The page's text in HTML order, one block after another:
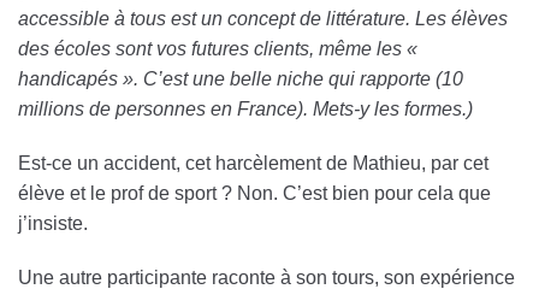
accessible à tous est un concept de littérature. Les élèves
des écoles sont vos futures clients, même les «
handicapés ». C’est une belle niche qui rapporte (10
millions de personnes en France). Mets-y les formes.)
Est-ce un accident, cet harcèlement de Mathieu, par cet
élève et le prof de sport ? Non. C’est bien pour cela que
j’insiste.
Une autre participante raconte à son tours, son expérience